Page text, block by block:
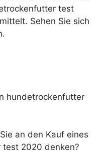
test
Sehen Sie sich
hundetrockenfutter
an den Kauf eines
2020 denken?